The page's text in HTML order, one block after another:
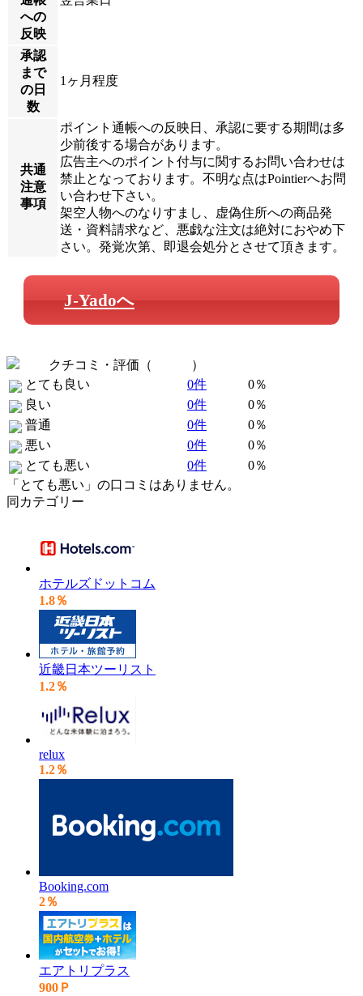
への
反映
承認
まで
の日
数
1ヶ月程度
共通
注意
事項
ポイント通帳への反映日、承認に要する期間は多
少前後する場合があります。
広告主へのポイント付与に関するお問い合わせは
禁止となっております。不明な点はPointierへお問
い合わせ下さい。
架空人物へのなりすまし、虚偽住所への商品発
送・資料請求など、悪戯な注文は絶対におやめ下
さい。発覚次第、即退会処分とさせて頂きます。
J-Yadoへ
クチコミ・評価（
）
とても良い
0件
0％
良い
0件
0％
普通
0件
0％
悪い
0件
0％
とても悪い
0件
0％
「とても悪い」の口コミはありません。
同カテゴリー
ホテルズドットコム
1.8％
近畿日本ツーリスト
1.2％
relux
1.2％
Booking.com
2％
エアトリプラス
900Ｐ